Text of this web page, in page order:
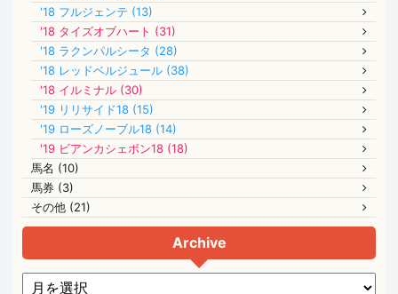
'18 フルジェンテ (13)
'18 タイズオブハート (31)
'18 ラクンパルシータ (28)
'18 レッドベルジュール (38)
'18 イルミナル (30)
'19 リリサイド18 (15)
'19 ローズノーブル18 (14)
'19 ビアンカシェボン18 (18)
馬名 (10)
馬券 (3)
その他 (21)
Archive